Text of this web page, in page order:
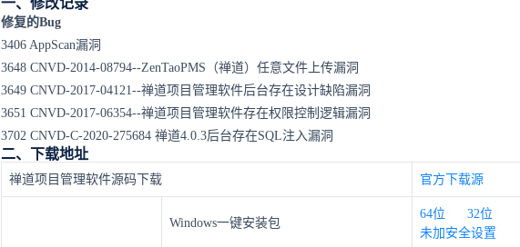
一、修改记录
修复的Bug
3406 AppScan漏洞
3648 CNVD-2014-08794--ZenTaoPMS（禅道）任意文件上传漏洞
3649 CNVD-2017-04121--禅道项目管理软件后台存在设计缺陷漏洞
3651 CNVD-2017-06354--禅道项目管理软件存在权限控制逻辑漏洞
3702 CNVD-C-2020-275684 禅道4.0.3后台存在SQL注入漏洞
二、下载地址
禅道项目管理软件源码下载 官方下载源
Windows一键安装包
64位
32位
未加安全设置